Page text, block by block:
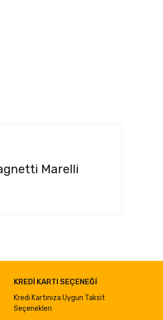
Marelli
KREDİ KARTI SEÇENEĞİ
Kredi Kartınıza Uygun Taksit
Seçenekleri